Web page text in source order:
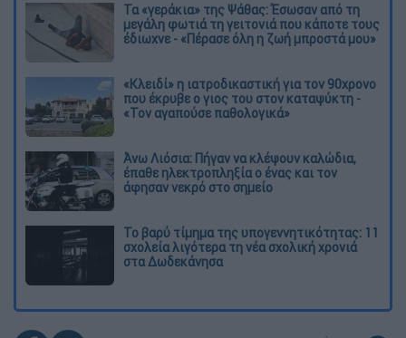
Τα «γεράκια» της Ψάθας: Έσωσαν από τη
μεγάλη φωτιά τη γειτονιά που κάποτε τους
έδιωχνε - «Πέρασε όλη η ζωή μπροστά μου»
«Κλειδί» η ιατροδικαστική για τον 90χρονο
που έκρυβε ο γιος του στον καταψύκτη -
«Τον αγαπούσε παθολογικά»
Άνω Λιόσια: Πήγαν να κλέψουν καλώδια,
έπαθε ηλεκτροπληξία ο ένας και τον
άφησαν νεκρό στο σημείο
Το βαρύ τίμημα της υπογεννητικότητας: 11
σχολεία λιγότερα τη νέα σχολική χρονιά
στα Δωδεκάνησα